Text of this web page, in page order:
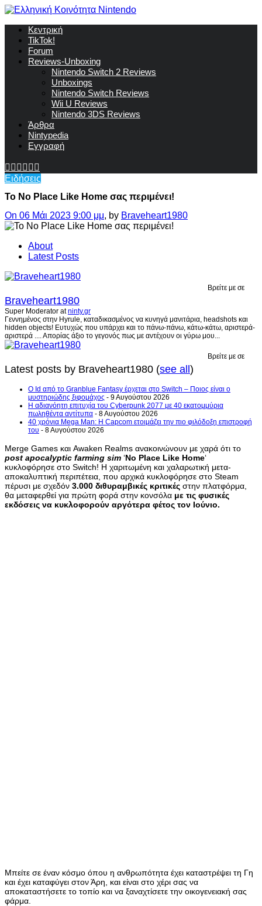
Κεντρική
TikTok!
Forum
Reviews-Unboxing
Nintendo Switch 2 Reviews
Unboxings
Nintendo Switch Reviews
Wii U Reviews
Nintendo 3DS Reviews
Άρθρα
Nintypedia
Εγγραφή
Ειδήσεις
Το No Place Like Home σας περιμένει!
On 06 Μάι 2023 9:00 μμ, by Braveheart1980
About
Latest Posts
Βρείτε με σε
Braveheart1980
Super Moderator atninty.gr
Γεννημένος στην Hyrule, καταδικασμένος να κυνηγά μανιτάρια, headshots και
hidden objects! Ευτυχώς που υπάρχει και το πάνω-πάνω, κάτω-κάτω, αριστερά-
αριστερά .... Απορίας άξιο το γεγονός πως με αντέχουν οι γύρω μου...
Βρείτε με σε
Latest posts by Braveheart1980 (see all)
Ο Id από το Granblue Fantasy έρχεται στο Switch – Ποιος είναι ο
μυστηριώδης ξιφομάχος - 9 Αυγούστου 2026
H αδιανόητη επιτυχία του Cyberpunk 2077 με 40 εκατομμύρια
πωληθέντα αντίτυπα - 8 Αυγούστου 2026
40 χρόνια Mega Man: Η Capcom ετοιμάζει την πιο φιλόδοξη επιστροφή
του - 8 Αυγούστου 2026
Merge Games και Awaken Realms ανακοινώνουν με χαρά ότι το
post apocalyptic farming sim ‘No Place Like Home‘
κυκλοφόρησε στο Switch! Η χαριτωμένη και χαλαρωτική μετα-
αποκαλυπτική περιπέτεια, που αρχικά κυκλοφόρησε στο Steam
πέρυσι με σχεδόν 3.000 διθυραμβικές κριτικές στην πλατφόρμα,
θα μεταφερθεί για πρώτη φορά στην κονσόλα με τις φυσικές
εκδόσεις να κυκλοφορούν αργότερα φέτος τον Ιούνιο.
Μπείτε σε έναν κόσμο όπου η ανθρωπότητα έχει καταστρέψει τη Γη
και έχει καταφύγει στον Άρη, και είναι στο χέρι σας να
αποκαταστήσετε το τοπίο και να ξαναχτίσετε την οικογενειακή σας
φάρμα.